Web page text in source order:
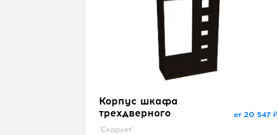
Корпус шкафа
трехдверного
"Скарлет"
от 20 547 ₽